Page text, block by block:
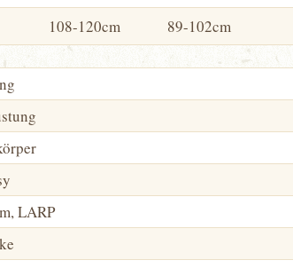
108-120cm 89-102cm
LARP